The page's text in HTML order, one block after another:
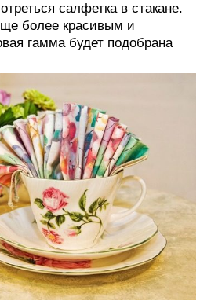
салфетка в стакане.
более красивым и
гамма будет подобрана